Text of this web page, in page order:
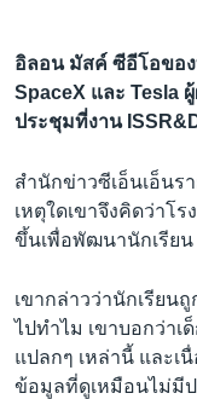
อิลอน มัสค์ ซีอีโอขอ
SpaceX และ Tesla
ประชุมที่งาน
สำนักข่าวซีเอ็นเอ็นร
เหตุใดเขาจึงคิดว่าโ
ขึ้นเพื่อพัฒนานักเรียน
เขากล่าวว่านักเรียน
ไปทำไม เขาบอกว่าเ
แปลกๆ เหล่านี้ และเ
ข้อมูลที่ดูเหมือนไม่มีป